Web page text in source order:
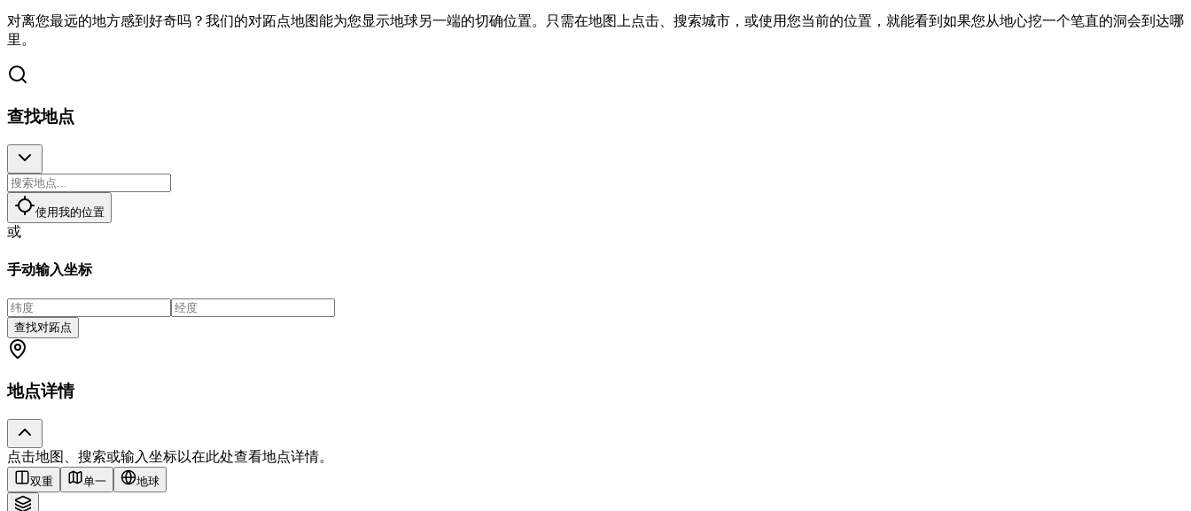
对离您最远的地方感到好奇吗？我们的对跖点地图能为您显示地球另一端的切确位置。只需在地图上点击、搜索城市，或使用您当前的位置，就能看到如果您从地心挖一个笔直的洞会到达哪
里。
查找地点
使用我的位置
或
手动输入坐标
查找对跖点
地点详情
点击地图、搜索或输入坐标以在此处查看地点详情。
双重 单一 地球